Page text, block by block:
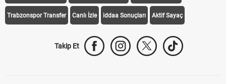
Trabzonspor Transfer Canlı İzle iddaa Sonuçları Aktif Sayaç
Takip Et